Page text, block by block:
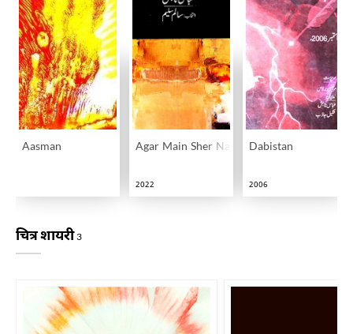
Aasman Agar Main Sher Na Kahta
2022
Dabistan
2006
चित्र शायरी3